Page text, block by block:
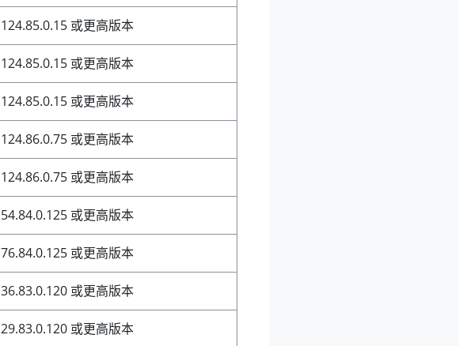
124.85.0.15 或更高版本
124.85.0.15 或更高版本
124.85.0.15 或更高版本
124.86.0.75 或更高版本
124.86.0.75 或更高版本
54.84.0.125 或更高版本
76.84.0.125 或更高版本
36.83.0.120 或更高版本
29.83.0.120 或更高版本